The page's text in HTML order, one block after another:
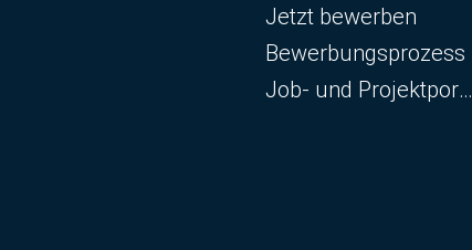
Navigation überspringen
Jetzt bewerben
Bewerbungsprozess
Job- und Projektportal